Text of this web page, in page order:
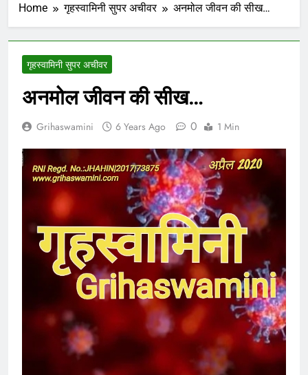
Home गृहस्वामिनी सुपर अचीवर अनमोल जीवन की सीख…
गृहस्वामिनी सुपर अचीवर
अनमोल जीवन की सीख…
Grihaswamini 6 Years Ago 0 1 Min